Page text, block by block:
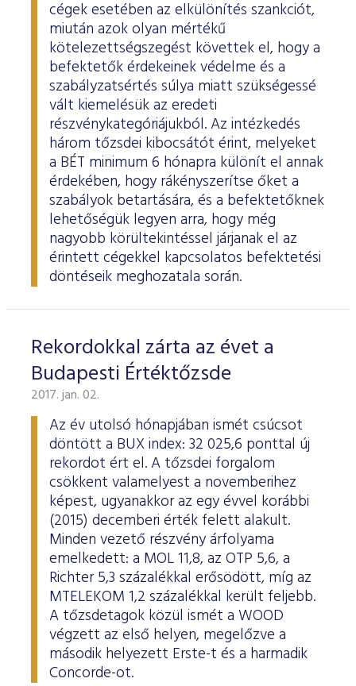
cégek esetében az elkülönítés szankciót,
miután azok olyan mértékű
kötelezettségszegést követtek el, hogy a
befektetők érdekeinek védelme és a
szabályzatsértés súlya miatt szükségessé
vált kiemelésük az eredeti
részvénykategóriájukból. Az intézkedés
három tőzsdei kibocsátót érint, melyeket
a BÉT minimum 6 hónapra különít el annak
érdekében, hogy rákényszerítse őket a
szabályok betartására, és a befektetőknek
lehetőségük legyen arra, hogy még
nagyobb körültekintéssel járjanak el az
érintett cégekkel kapcsolatos befektetési
döntéseik meghozatala során.
Rekordokkal zárta az évet a
Budapesti Értéktőzsde
2017. jan. 02.
Az év utolsó hónapjában ismét csúcsot
döntött a BUX index: 32 025,6 ponttal új
rekordot ért el. A tőzsdei forgalom
csökkent valamelyest a novemberihez
képest, ugyanakkor az egy évvel korábbi
(2015) decemberi érték felett alakult.
Minden vezető részvény árfolyama
emelkedett: a MOL 11,8, az OTP 5,6, a
Richter 5,3 százalékkal erősödött, míg az
MTELEKOM 1,2 százalékkal került feljebb.
A tőzsdetagok közül ismét a WOOD
végzett az első helyen, megelőzve a
második helyezett Erste-t és a harmadik
Concorde-ot.